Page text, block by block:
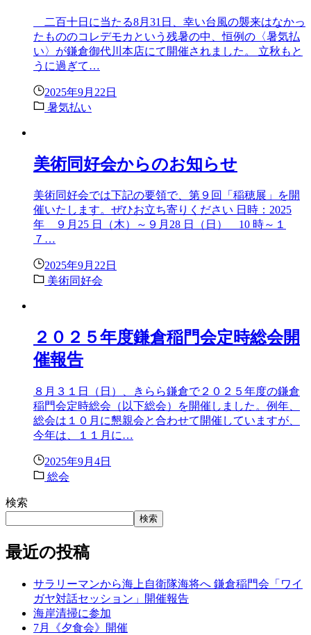
二百十日に当たる8月31日、幸い台風の襲来はなかっ
たもののコレデモカという残暑の中、恒例の〈暑気払
い〉が鎌倉御代川本店にて開催されました。 立秋もと
うに過ぎて…
2025年9月22日
暑気払い
美術同好会からのお知らせ
美術同好会では下記の要領で、第９回「稲穂展」を開
催いたします。ぜひお立ち寄りください 日時：2025
年 ９月25 日（木）～９月28 日（日） 10 時～１
７…
2025年9月22日
美術同好会
２０２５年度鎌倉稲門会定時総会開
催報告
８月３１日（日）、きらら鎌倉で２０２５年度の鎌倉
稲門会定時総会（以下総会）を開催しました。例年、
総会は１０月に懇親会と合わせて開催していますが、
今年は、１１月に…
2025年9月4日
総会
検索
検索
最近の投稿
サラリーマンから海上自衛隊海将へ 鎌倉稲門会「ワイ
ガヤ対話セッション」開催報告
海岸清掃に参加
7月《夕食会》開催